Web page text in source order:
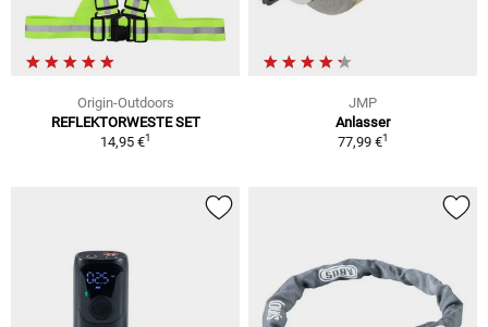
Origin-Outdoors
REFLEKTORWESTE SET
14,95 €1
JMP
Anlasser
77,99 €1